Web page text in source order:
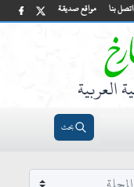
مواقع صديقة اتصل بنا
العربية
بحث